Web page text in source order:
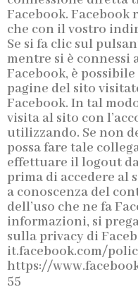
Facebook.
che con il vostro
Se si fa clic sul
mentre si è
Facebook, è
pagine del sito
Facebook. In tal
visita al sito con
utilizzando. Se non
possa fare tale
effettuare il logout
prima di accedere al
a conoscenza del
dell’uso che ne fa
informazioni, si
sulla privacy di
it.facebook.com/
https://
55